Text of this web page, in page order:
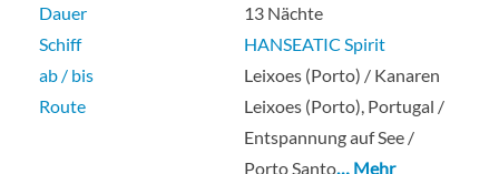
Balkonkabine
Guarantee Balcony Cabin-[S07]
Dauer
13 Nächte
Schiff
HANSEATIC Spirit
ab / bis
Leixoes (Porto) / Kanaren
Route
Leixoes (Porto), Portugal /
Entspannung auf See /
Porto Santo… Mehr